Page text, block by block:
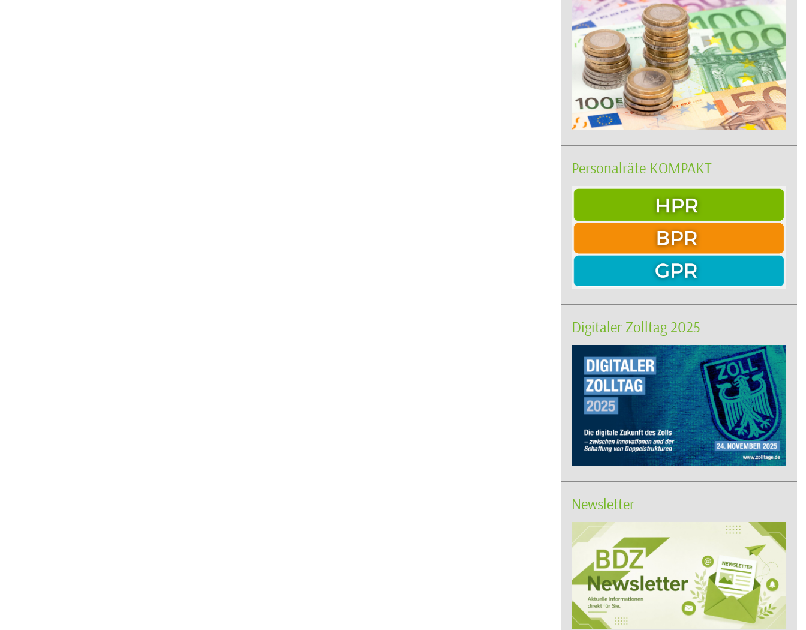
Personalräte KOMPAKT
Digitaler Zolltag 2025
Newsletter